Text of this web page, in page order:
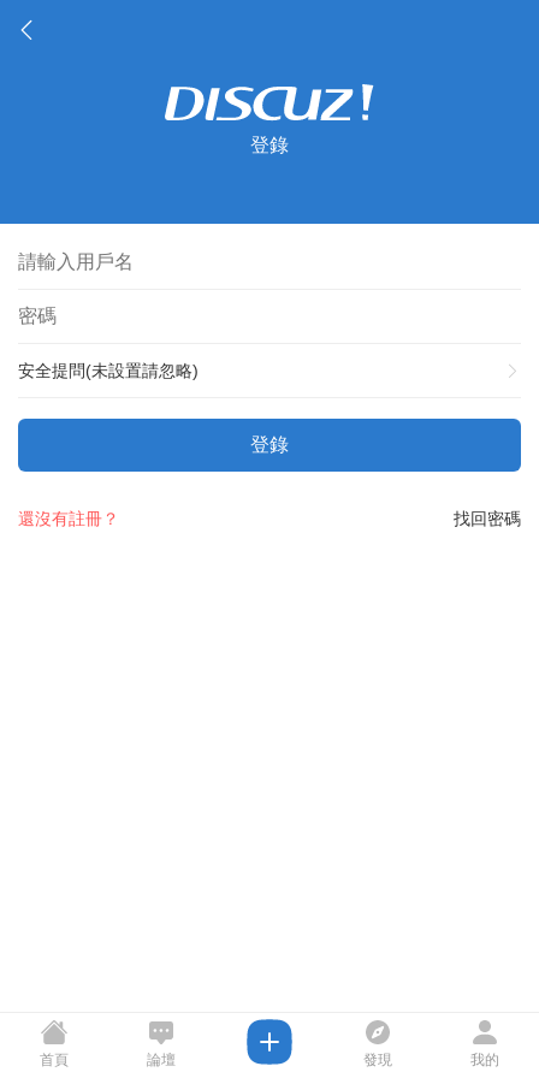
登錄
安全提問(未設置請忽略)
登錄
找回密碼
還沒有註冊？
首頁 論壇 發現 我的